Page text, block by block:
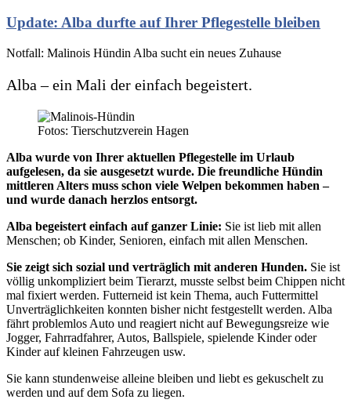
Update: Alba durfte auf Ihrer Pflegestelle bleiben
Notfall: Malinois Hündin Alba sucht ein neues Zuhause
Alba – ein Mali der einfach begeistert.
Fotos: Tierschutzverein Hagen
Alba wurde von Ihrer aktuellen Pflegestelle im Urlaub
aufgelesen, da sie ausgesetzt wurde. Die freundliche Hündin
mittleren Alters muss schon viele Welpen bekommen haben –
und wurde danach herzlos entsorgt.
Alba begeistert einfach auf ganzer Linie: Sie ist lieb mit allen
Menschen; ob Kinder, Senioren, einfach mit allen Menschen.
Sie zeigt sich sozial und verträglich mit anderen Hunden. Sie ist
völlig unkompliziert beim Tierarzt, musste selbst beim Chippen nicht
mal fixiert werden. Futterneid ist kein Thema, auch Futtermittel
Unverträglichkeiten konnten bisher nicht festgestellt werden. Alba
fährt problemlos Auto und reagiert nicht auf Bewegungsreize wie
Jogger, Fahrradfahrer, Autos, Ballspiele, spielende Kinder oder
Kinder auf kleinen Fahrzeugen usw.
Sie kann stundenweise alleine bleiben und liebt es gekuschelt zu
werden und auf dem Sofa zu liegen.